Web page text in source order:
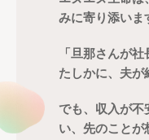
みに寄り添いま
「旦那さんが
たしかに、夫が
でも、収入が不
い、先のことが